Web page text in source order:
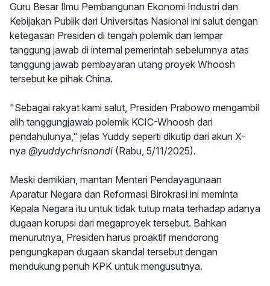
Guru Besar Ilmu Pembangunan Ekonomi Industri dan
Kebijakan Publik dari Universitas Nasional ini salut dengan
ketegasan Presiden di tengah polemik dan lempar
tanggung jawab di internal pemerintah sebelumnya atas
tanggung jawab pembayaran utang proyek Whoosh
tersebut ke pihak China.
"Sebagai rakyat kami salut, Presiden Prabowo mengambil
alih tanggungjawab polemik KCIC-Whoosh dari
pendahulunya," jelas Yuddy seperti dikutip dari akun X-
nya @yuddychrisnandi (Rabu, 5/11/2025).
Meski demikian, mantan Menteri Pendayagunaan
Aparatur Negara dan Reformasi Birokrasi ini meminta
Kepala Negara itu untuk tidak tutup mata terhadap adanya
dugaan korupsi dari megaproyek tersebut. Bahkan
menurutnya, Presiden harus proaktif mendorong
pengungkapan dugaan skandal tersebut dengan
mendukung penuh KPK untuk mengusutnya.